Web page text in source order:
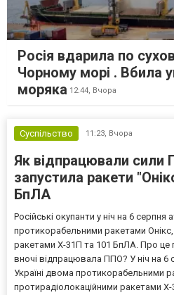
Росія вдарила по
Чорному морі . Вбила
моряка 12:44, Вчора
Суспільство 11:23, Вчора
Як відпрацювали сили
запустила ракети
БпЛА
Російські окупанти у ніч на 6 серпня
протикорабельними ракетами
ракетами Х-31П та 101 БпЛА. Про це
вночі відпрацювала ППО? У ніч на 6
Україні двома протикорабельними
протирадіолокаційними ракетами